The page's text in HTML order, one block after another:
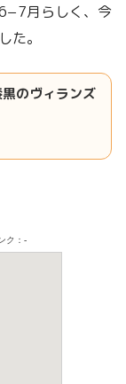
月らしく、今
た。
のヴィランズ